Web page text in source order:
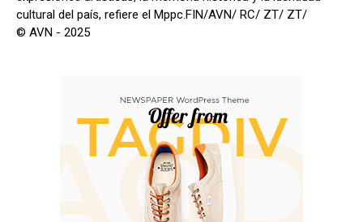
cultural del país, refiere el Mppc.FIN/AVN/ RC/ ZT/ ZT/
© AVN - 2025